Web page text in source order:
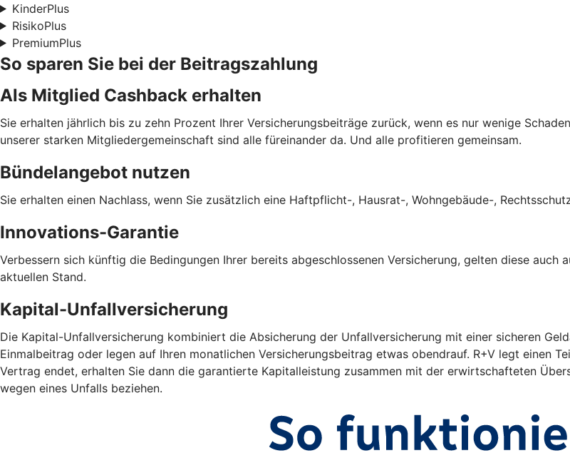
KinderPlus
RisikoPlus
PremiumPlus
So sparen Sie bei der Beitragszahlung
Als Mitglied Cashback erhalten
Sie erhalten jährlich bis zu zehn Prozent Ihrer Versicherungsbeiträge zurück, wenn es nur wenige
unserer starken Mitgliedergemeinschaft sind alle füreinander da. Und alle profitieren gemeinsam.
Bündelangebot nutzen
Sie erhalten einen Nachlass, wenn Sie zusätzlich eine Haftpflicht-, Hausrat-, Wohngebäude-,
Innovations-Garantie
Verbessern sich künftig die Bedingungen Ihrer bereits abgeschlossenen Versicherung, gelten diese
aktuellen Stand.
Kapital-Unfallversicherung
Die Kapital-Unfallversicherung kombiniert die Absicherung der Unfallversicherung mit einer sicheren
Einmalbeitrag oder legen auf Ihren monatlichen Versicherungsbeitrag etwas obendrauf. R+V legt einen
Vertrag endet, erhalten Sie dann die garantierte Kapitalleistung zusammen mit der erwirtschafteten
wegen eines Unfalls beziehen.